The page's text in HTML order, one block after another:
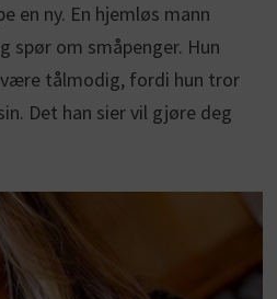
en ny. En hjemløs mann
spør om småpenger. Hun
tålmodig, fordi hun tror
. Det han sier vil gjøre deg